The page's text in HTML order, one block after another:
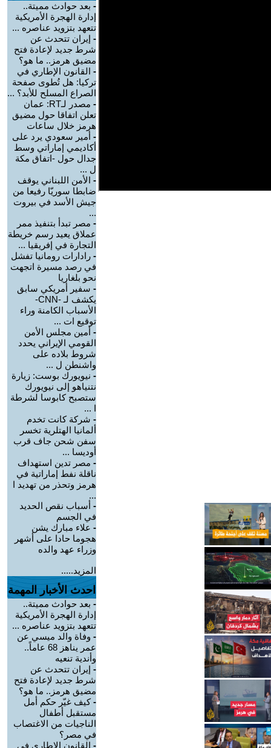
- بعد حوادث مميتة..
إدارة الهجرة الأمريكية
تتعهد بتزويد عناصره ...
- إيران تتحدث عن
شرط جديد لإعادة فتح
مضيق هرمز.. ما هو؟
- القانون الإطاري في
تركيا: هل تُطوى صفحة
الصراع المسلح للأبد؟ ...
-
مصدر لـRT: عمان
تعلن اتفاقا حول مضيق
هرمز خلال ساعات
- أمير سعودي يرد على
أكاديمي إماراتي وسط
جدال حول -اتفاق مكة
ل ...
- الأمن اللبناني يوقف
ضابطا سوريّا رفيعا من
جيش الأسد في بيروت
...
- مصر تبدأ بتنفيذ ممر
عملاق يعيد رسم خريطة
التجارة في إفريقيا ...
- رادارات رومانيا تفشل
في رصد مسيرة اتجهت
نحو بلغاريا
- سفير أمريكي سابق
يكشف لـ -CNN-
الأسباب الكامنة وراء
توقيع ات ...
- أمين مجلس الأمن
القومي الإيراني يحدد
شروط بلاده على
واشنطن ل ...
- نيويورك بوست: زيارة
نتنياهو إلى نيويورك
ستصبح كابوسا لشرطة
ا ...
- شركة كانت تخدم
ألمانيا الهتلرية تخسر
سفن شحن جاف قرب
أوديسا ...
- مصر تدين استهداف
ناقلة نفط إماراتية في
هرمز وتحذر من تهديد ا
...
- أسباب نقص الحديد
في الجسم
- علاء مبارك يشن
هجوما حادا على أشهر
وزراء عهد والده
المزيد.....
احدث الأخبار المهمة
- بعد حوادث مميتة..
إدارة الهجرة الأمريكية
تتعهد بتزويد عناصره ...
- وفاة والد ميسي عن
عمر يناهز 68 عاماً..
وأندية تنعيه
- إيران تتحدث عن
شرط جديد لإعادة فتح
مضيق هرمز.. ما هو؟
-كيف غيّر حكم أمل
مستقبل أطفال
الناجيات من الاغتصاب
في مصر؟
- القانون الإطاري في